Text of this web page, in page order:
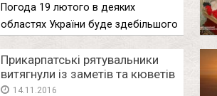
Погода 19 лютого в деяких
областях України буде здебільшого
Прикарпатські рятувальники
витягнули із заметів та кюветів
майже сотню машин
14.11.2016